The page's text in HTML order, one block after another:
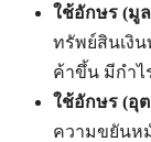
ใช้อักษร (มู
ทรัพย์สินเงิ
ค้าขึ้น มีกำไ
ใช้อักษร (อุ
ความขยันห